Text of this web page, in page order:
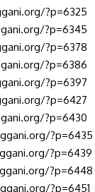
?p=6288
?p=6325
?p=6345
?p=6378
?p=6386
?p=6397
?p=6427
?p=6430
?p=6435
?p=6439
?p=6448